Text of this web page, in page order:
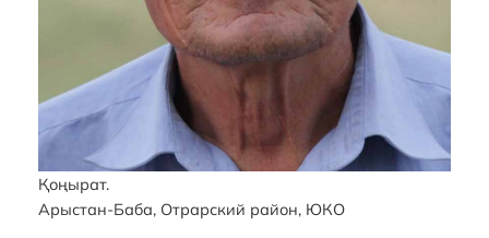
Қоңырат.
Арыстан-Баба, Отрарский район, ЮКО